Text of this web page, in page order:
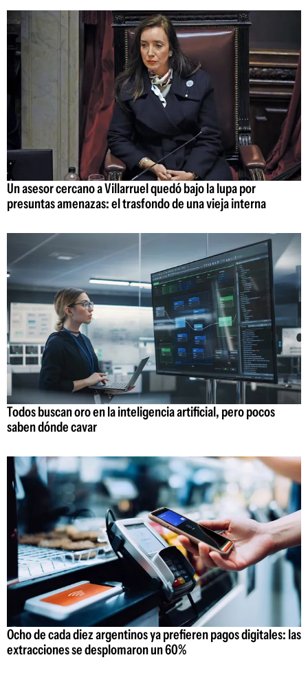
Un asesor cercano a Villarruel quedó bajo la lupa por
presuntas amenazas: el trasfondo de una vieja interna
Todos buscan oro en la inteligencia artificial, pero pocos
saben dónde cavar
Ocho de cada diez argentinos ya prefieren pagos digitales: las
extracciones se desplomaron un 60%